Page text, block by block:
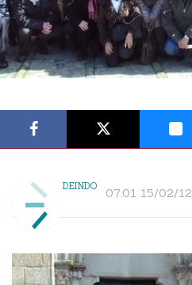
DEINDO 07:01 15/02/12